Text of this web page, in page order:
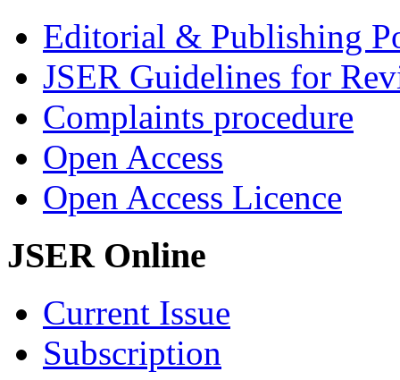
Editorial & Publishing
JSER Guidelines for
Complaints procedure
Open Access
Open Access Licence
JSER Online
Current Issue
Subscription